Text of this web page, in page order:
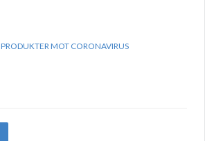
PRODUKTER MOT CORONAVIRUS